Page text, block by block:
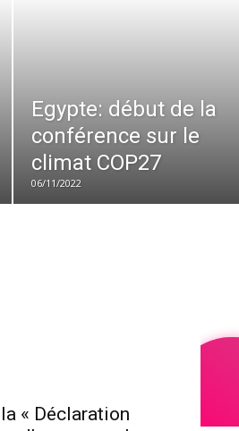
Egypte: début de la
conférence sur le
climat COP27
06/11/2022
« Déclaration